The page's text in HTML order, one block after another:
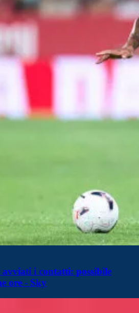
avviati i contatti: possibile
ore - Sky